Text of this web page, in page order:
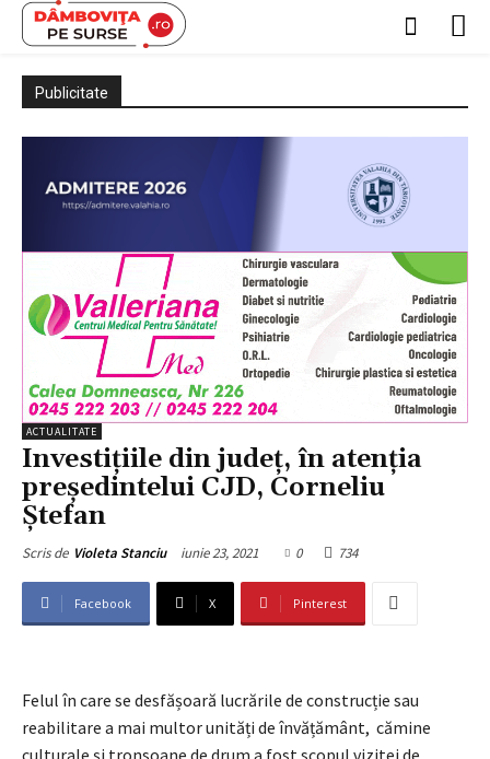
Publicitate
ACTUALITATE
Investițiile din județ, în atenția
președintelui CJD, Corneliu
Ștefan
Scris de Violeta Stanciu iunie 23, 2021 0 734
Facebook X Pinterest
Felul în care se desfășoară lucrările de construcție sau
reabilitare a mai multor unități de învățământ, cămine
culturale și tronsoane de drum a fost scopul vizitei de